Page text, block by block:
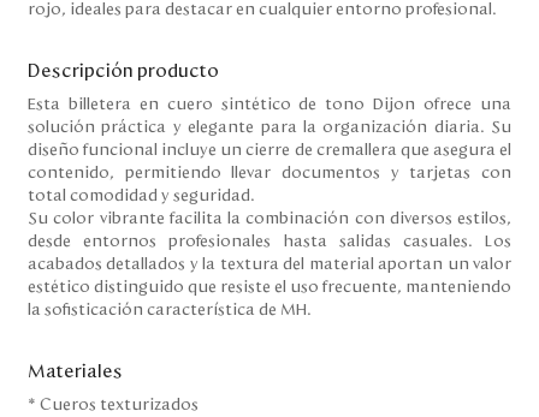
rojo, ideales para destacar en cualquier entorno profesional.
Descripción producto
Esta billetera en cuero sintético de tono Dijon ofrece una
solución práctica y elegante para la organización diaria. Su
diseño funcional incluye un cierre de cremallera que asegura el
contenido, permitiendo llevar documentos y tarjetas con
total comodidad y seguridad.
Su color vibrante facilita la combinación con diversos estilos,
desde entornos profesionales hasta salidas casuales. Los
acabados detallados y la textura del material aportan un valor
estético distinguido que resiste el uso frecuente, manteniendo
la sofisticación característica de MH.
Materiales
* Cueros texturizados